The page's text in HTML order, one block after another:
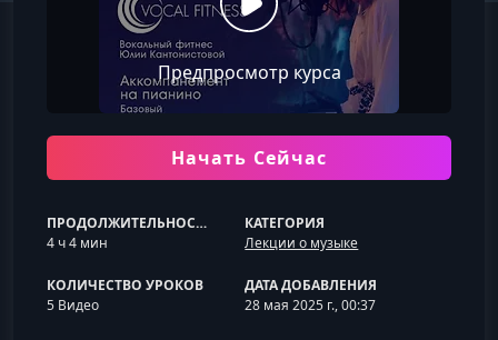
Предпросмотр курса
Начать Сейчас
ПРОДОЛЖИТЕЛЬНОСТЬ
4 ч 4 мин
КАТЕГОРИЯ
Лекции о музыке
КОЛИЧЕСТВО УРОКОВ
5 Видео
ДАТА ДОБАВЛЕНИЯ
28 мая 2025 г., 00:37